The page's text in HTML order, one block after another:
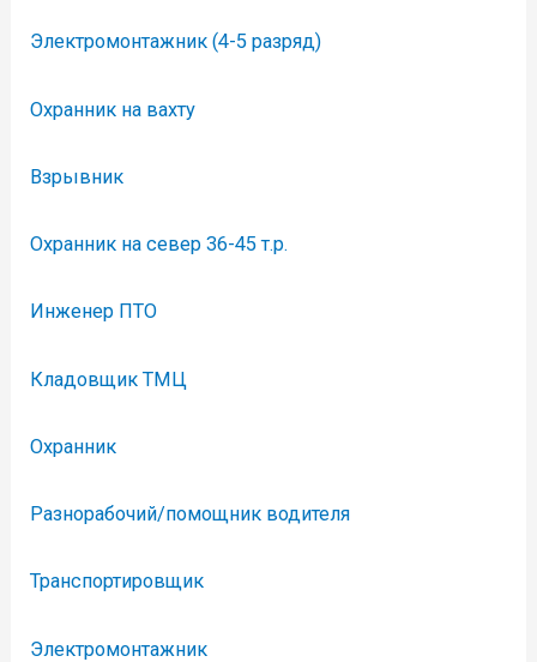
Электромонтажник (4-5 разряд)
Охранник на вахту
Взрывник
Охранник на север 36-45 т.р.
Инженер ПТО
Кладовщик ТМЦ
Охранник
Разнорабочий/помощник водителя
Транспортировщик
Электромонтажник